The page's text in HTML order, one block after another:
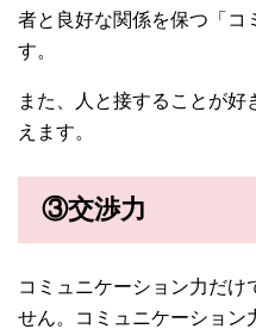
者と良好な関係を保つ「コ
す。
また、人と接することが
えます。
③交渉力
コミュニケーション力だけ
せん。コミュニケーショ